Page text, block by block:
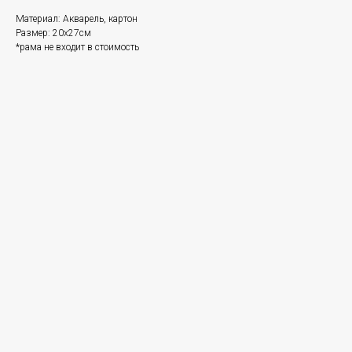
Материал: Акварель, картон
Размер: 20х27см
*рама не входит в стоимость